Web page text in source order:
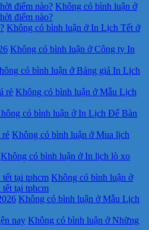
điểm nào? Không có bình luận ở
điểm nào?
Không có bình luận ở In Lịch Tết ở
Không có bình luận ở Công ty In
có bình luận ở Bảng giá In Lịch
rẻ Không có bình luận ở Mẫu Lịch
có bình luận ở In Lịch Để Bàn
rẻ Không có bình luận ở Mua lịch
Không có bình luận ở In lịch lò xo
tại tphcm Không có bình luận ở
tại tphcm
Không có bình luận ở Mẫu Lịch
nay Không có bình luận ở Những